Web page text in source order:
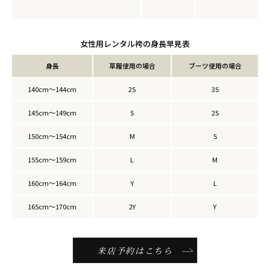
女性用レンタル袴の身長早見表
身長 草履使用の場合 ブーツ使用の場合
140cm～144cm 2S 3S
145cm～149cm S 2S
150cm～154cm M S
155cm～159cm L M
160cm～164cm Y L
165cm～170cm 2Y Y
来店予約はこちら